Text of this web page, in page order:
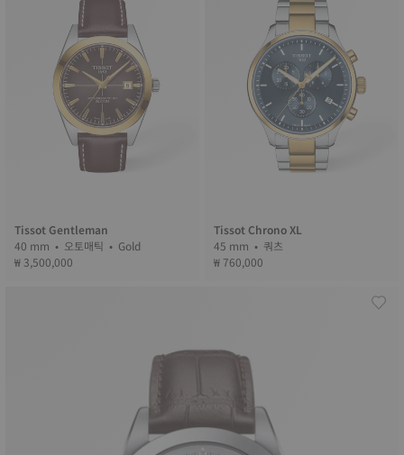
Tissot Gentleman
40 mm • 오토매틱 • Gold
₩ 3,500,000
Tissot Chrono XL
45 mm • 쿼츠
₩ 760,000